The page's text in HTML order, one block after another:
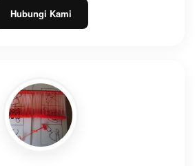
Hubungi Kami